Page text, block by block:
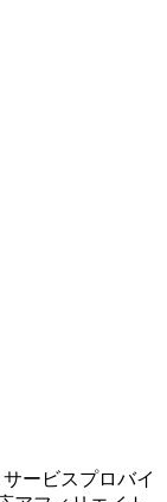
ービスプロバイ